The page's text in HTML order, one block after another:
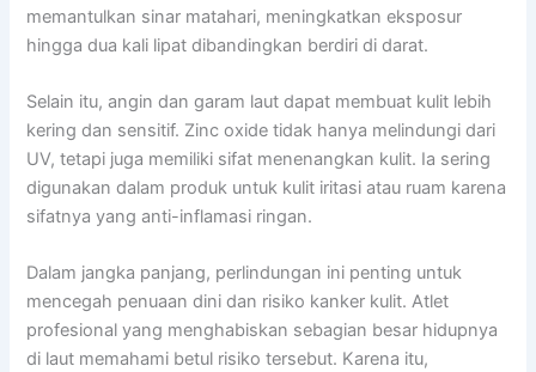
memantulkan sinar matahari, meningkatkan eksposur
hingga dua kali lipat dibandingkan berdiri di darat.
Selain itu, angin dan garam laut dapat membuat kulit lebih
kering dan sensitif. Zinc oxide tidak hanya melindungi dari
UV, tetapi juga memiliki sifat menenangkan kulit. Ia sering
digunakan dalam produk untuk kulit iritasi atau ruam karena
sifatnya yang anti-inflamasi ringan.
Dalam jangka panjang, perlindungan ini penting untuk
mencegah penuaan dini dan risiko kanker kulit. Atlet
profesional yang menghabiskan sebagian besar hidupnya
di laut memahami betul risiko tersebut. Karena itu,